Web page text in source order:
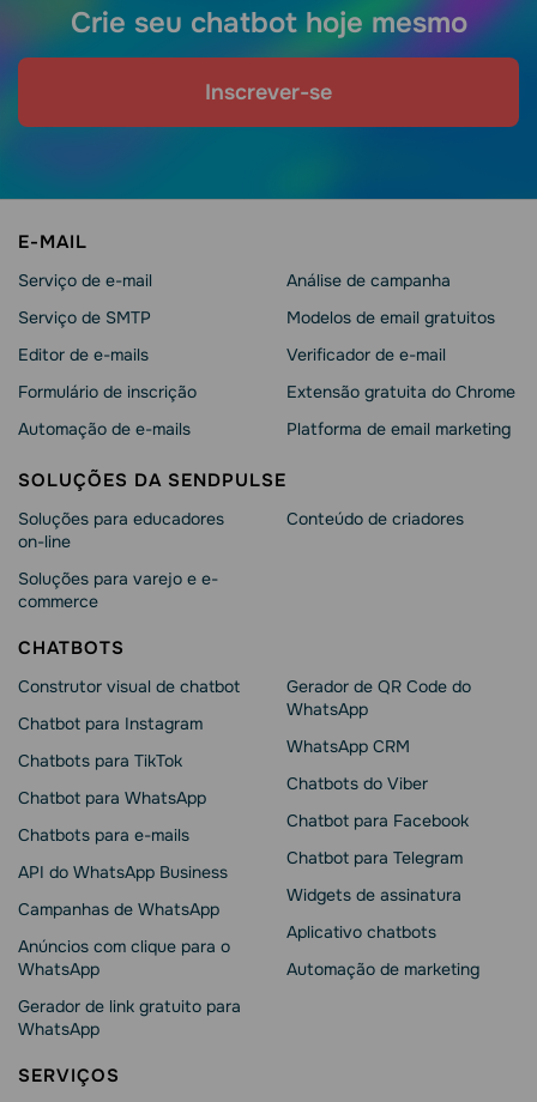
Crie seu chatbot hoje mesmo
Inscrever-se
E-MAIL
Serviço de e-mail
Serviço de SMTP
Editor de e-mails
Formulário de inscrição
Automação de e-mails
Análise de campanha
Modelos de email gratuitos
Verificador de e-mail
Extensão gratuita do Chrome
Platforma de email marketing
SOLUÇÕES DA SENDPULSE
Soluções para educadores
on-line
Soluções para varejo e e-
commerce
Conteúdo de criadores
CHATBOTS
Construtor visual de chatbot
Chatbot para Instagram
Chatbots para TikTok
Chatbot para WhatsApp
Chatbots para e-mails
API do WhatsApp Business
Campanhas de WhatsApp
Anúncios com clique para o
WhatsApp
Gerador de link gratuito para
WhatsApp
Gerador de QR Code do
WhatsApp
WhatsApp CRM
Chatbots do Viber
Chatbot para Facebook
Chatbot para Telegram
Widgets de assinatura
Aplicativo chatbots
Automação de marketing
SERVIÇOS